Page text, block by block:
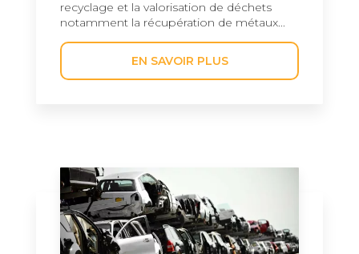
recyclage et la valorisation de déchets
notamment la récupération de métaux...
EN SAVOIR PLUS